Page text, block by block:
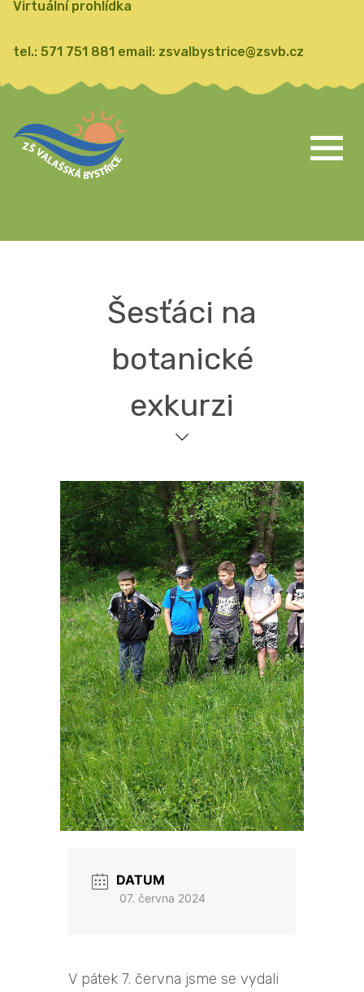
Virtuální prohlídka
tel.: 571 751 881 email: zsvalbystrice@zsvb.cz
Šesťáci na
botanické
exkurzi
DATUM
07. června 2024
V pátek 7. června jsme se vydali